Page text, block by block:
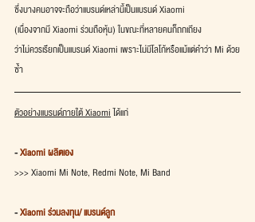
ซึ่งบางคนอาจจะถือว่าแบรนด์เหล่านี้เป็นแบรนด์ Xiaomi
(เนื่องจากมี Xiaomi ร่วมถือหุ้น) ในขณะที่หลายคนก็ถกเถียง
ว่าไม่ควรเรียกเป็นแบรนด์ Xiaomi เพราะไม่มีโลโก้หรือแม้แต่คำว่า Mi ด้วย
ซ้ำ
ตัวอย่างแบรนด์ภายใต้ Xiaomi ได้แก่
- Xiaomi ผลิตเอง
>>> Xiaomi Mi Note, Redmi Note, Mi Band
- Xiaomi ร่วมลงทุน/ แบรนด์ลูก